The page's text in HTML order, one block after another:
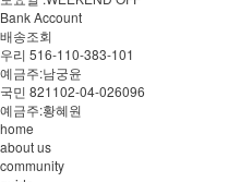
Bank Account
배송조회
우리 516-110-383-101
예금주:남궁윤
국민 821102-04-026096
예금주:황혜원
home
about us
community